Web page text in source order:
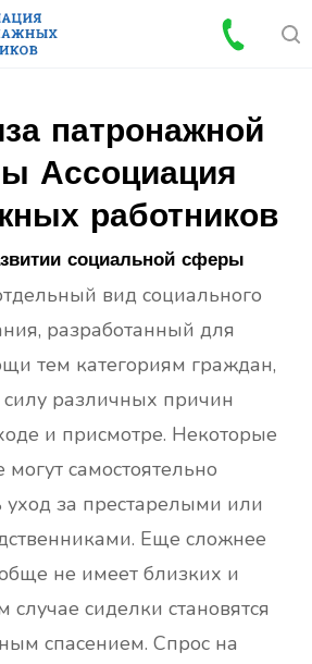
патронажной
Ассоциация
работников
социальной сферы
вид социального
разработанный для
тем категориям граждан,
различных причин
и присмотре. Некоторые
могут самостоятельно
уход за престарелыми или
Еще сложнее
не имеет близких и
случае сиделки становятся
спасением. Спрос на